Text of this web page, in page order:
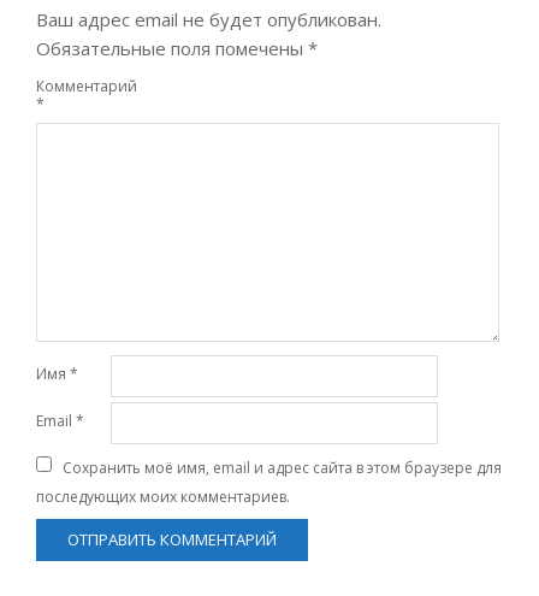
Ваш адрес email не будет опубликован.
Обязательные поля помечены *
Комментарий
*
Имя *
Email *
Сохранить моё имя, email и адрес сайта в этом браузере для
последующих моих комментариев.